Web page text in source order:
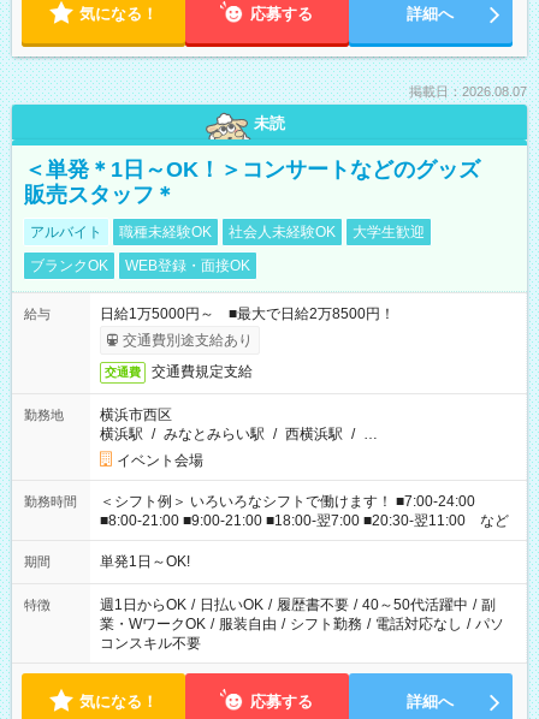
気になる！ 応募する 詳細へ
掲載日：2026.08.07
未読
＜単発＊1日～OK！＞コンサートなどのグッズ
販売スタッフ＊
アルバイト 職種未経験OK 社会人未経験OK
大学生歓迎
ブランクOK
WEB登録・面接OK
給与
日給1万5000円～ ■最大で日給2万8500円！
交通費別途支給あり
交通費 交通費規定支給
勤務地
横浜市西区
横浜駅 / みなとみらい駅 / 西横浜駅 / …
イベント会場
勤務時間
＜シフト例＞ いろいろなシフトで働けます！ ■7:00-24:00
■8:00-21:00 ■9:00-21:00 ■18:00-翌7:00 ■20:30-翌11:00 など
期間 単発1日～OK!
特徴 週1日からOK / 日払いOK / 履歴書不要 / 40～50代活躍中 / 副
業・WワークOK / 服装自由 / シフト勤務 / 電話対応なし / パソ
コンスキル不要
気になる！ 応募する 詳細へ